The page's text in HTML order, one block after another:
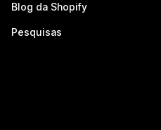
Blog da Shopify
Pesquisas